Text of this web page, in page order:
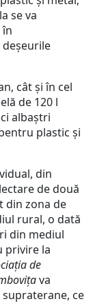
se va
cât și în cel
de 120 l
albaștri
plastic și
din
de două
din zona de
rural, o dată
din mediul
privire la
de
va
ce